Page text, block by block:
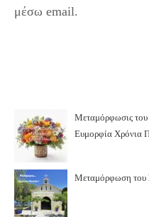
μέσω email.
Μεταμόρφωσις
Ευμορφία Χρόνια
Μεταμόρφωση του